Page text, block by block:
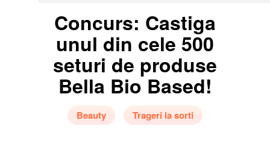
Concurs: Castiga
unul din cele 500
seturi de produse
Bella Bio Based!
Trageri la sorti